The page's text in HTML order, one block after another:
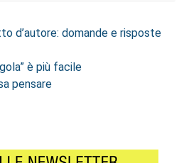
d’autore: domande e risposte
è più facile
pensare